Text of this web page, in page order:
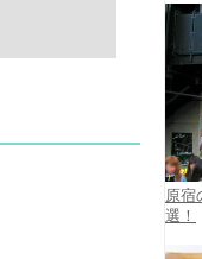
原宿
選！